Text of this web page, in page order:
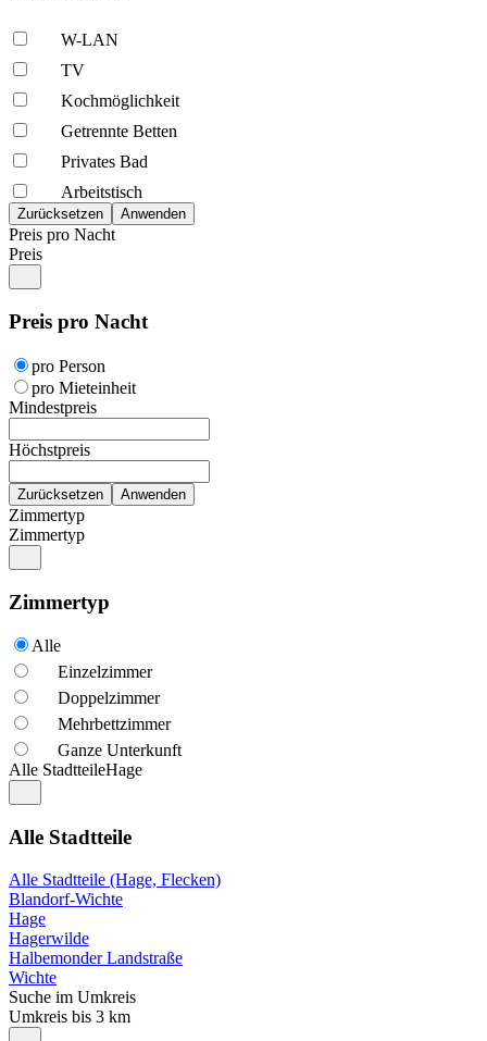
W-LAN
TV
Kochmöglich­keit
Getrennte Betten
Privates Bad
Arbeitstisch
Preis pro Nacht
Preis
Preis pro Nacht
pro Person
pro Mieteinheit
Mindestpreis
Höchstpreis
Zimmertyp
Zimmertyp
Zimmertyp
Alle
Einzelzimmer
Doppelzimmer
Mehrbettzimmer
Ganze Unterkunft
Alle StadtteileHage
Alle Stadtteile
Alle Stadtteile (Hage, Flecken)
Blandorf-Wichte
Hage
Hagerwilde
Halbemonder Landstraße
Wichte
Suche im Umkreis
Umkreis bis 3 km